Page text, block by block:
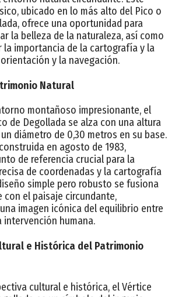
ubicado en lo más alto del Pico o
ofrece una oportunidad para
la belleza de la naturaleza, así como
la importancia de la cartografía y la
y la navegación.
Natural
montañoso impresionante, el
de Degollada se alza con una altura
diámetro de 0,30 metros en su base.
en agosto de 1983,
de referencia crucial para la
de coordenadas y la cartografía
simple pero robusto se fusiona
con el paisaje circundante,
imagen icónica del equilibrio entre
intervención humana.
e Histórica del Patrimonio
cultural e histórica, el Vértice